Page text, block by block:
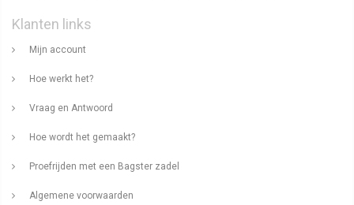
Klanten links
Mijn account
Hoe werkt het?
Vraag en Antwoord
Hoe wordt het gemaakt?
Proefrijden met een Bagster zadel
Algemene voorwaarden